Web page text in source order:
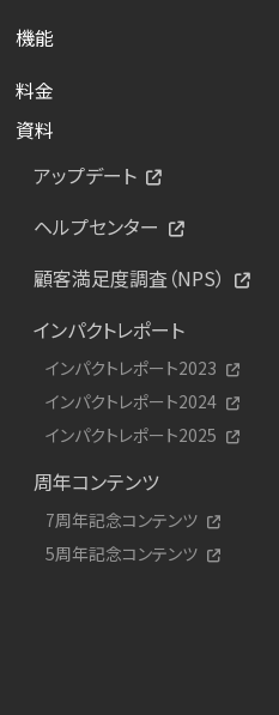
機能
料金
資料
アップデート
ヘルプセンター
顧客満足度調査（NPS）
インパクトレポート
インパクトレポート2023
インパクトレポート2024
インパクトレポート2025
周年コンテンツ
7周年記念コンテンツ
5周年記念コンテンツ